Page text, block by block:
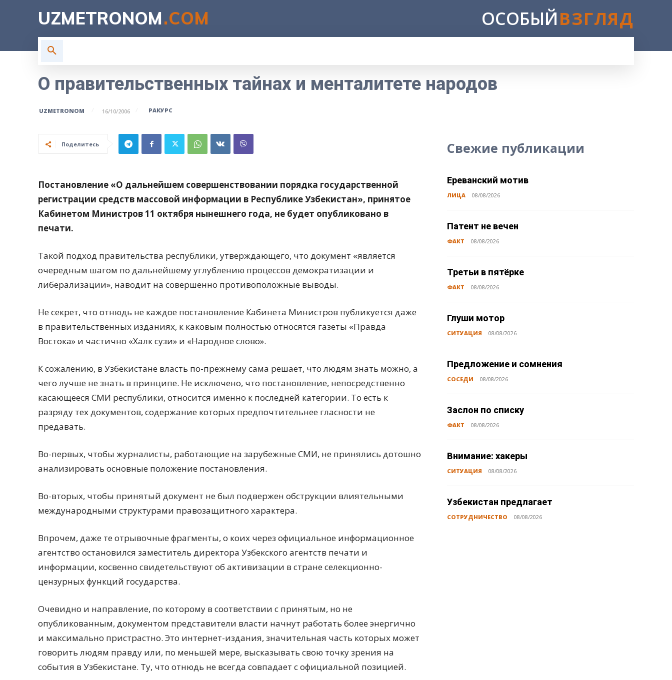
UZMETRONOM.COM ОСОБЫЙВЗГЛЯД
О правительственных тайнах и менталитете народов
UZMETRONOM 16/10/2006 РАКУРС
Поделитесь
Постановление «О дальнейшем совершенствовании порядка государственной
регистрации средств массовой информации в Республике Узбекистан», принятое
Кабинетом Министров 11 октября нынешнего года, не будет опубликовано в
печати.
Такой подход правительства республики, утверждающего, что документ «является
очередным шагом по дальнейшему углублению процессов демократизации и
либерализации», наводит на совершенно противоположные выводы.
Не секрет, что отнюдь не каждое постановление Кабинета Министров публикуется даже
в правительственных изданиях, к каковым полностью относятся газеты «Правда
Востока» и частично «Халк сузи» и «Народное слово».
К сожалению, в Узбекистане власть по-прежнему сама решает, что людям знать можно, а
чего лучше не знать в принципе. Не исключено, что постановление, непосредственно
касающееся СМИ республики, относится именно к последней категории. То есть к
разряду тех документов, содержание которых предпочтительнее гласности не
предавать.
Во-первых, чтобы журналисты, работающие на зарубежные СМИ, не принялись дотошно
анализировать основные положение постановления.
Во-вторых, чтобы принятый документ не был подвержен обструкции влиятельными
международными структурами правозащитного характера.
Впрочем, даже те отрывочные фрагменты, о коих через официальное информационное
агентство остановился заместитель директора Узбекского агентств печати и
информации, косвенно свидетельствуют об активизации в стране селекционно-
цензурных функций государства.
Очевидно и направление, по которому в соответствии с принятым, но не
опубликованным, документом представители власти начнут работать более энергично
и максимально пристрастно. Это интернет-издания, значительная часть которых может
говорить людям правду или, по меньшей мере, высказывать свою точку зрения на
события в Узбекистане. Ту, что отнюдь не всегда совпадает с официальной позицией.
Свежие публикации
Ереванский мотив
ЛИЦА 08/08/2026
Патент не вечен
ФАКТ 08/08/2026
Третьи в пятёрке
ФАКТ 08/08/2026
Глуши мотор
СИТУАЦИЯ 08/08/2026
Предложение и сомнения
СОСЕДИ 08/08/2026
Заслон по списку
ФАКТ 08/08/2026
Внимание: хакеры
СИТУАЦИЯ 08/08/2026
Узбекистан предлагает
СОТРУДНИЧЕСТВО 08/08/2026